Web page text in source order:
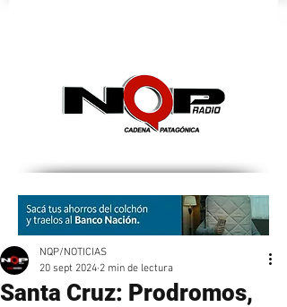
Santa Cruz: Prodromos,
NQP/NOTICIAS
20 sept 2024 2 min de lectura